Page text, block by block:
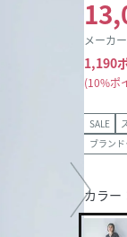
メーカ
1,190
10%ポ
SALE
ブラン
カラー